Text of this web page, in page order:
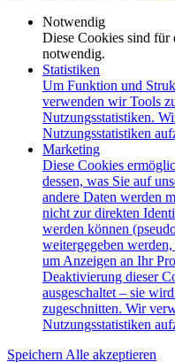
Notwendig
Diese Cookies sind für
notwendig.
Statistiken
Um Funktion und
verwenden wir Tools
Nutzungsstatistiken.
Nutzungsstatistiken
Marketing
Diese Cookies
dessen, was Sie auf
andere Daten werden
nicht zur direkten
werden können
weitergegeben
um Anzeigen an Ihr
Deaktivierung dieser
ausgeschaltet – sie
zugeschnitten. Wir
Nutzungsstatistiken
Speichern Alle akzeptieren